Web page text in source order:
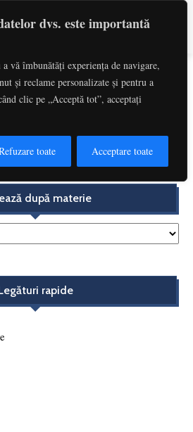
dvs. este importantă
vă îmbunătăți experiența de navigare,
și reclame personalizate și pentru a
clic pe „Acceptă tot”, acceptați
toate Acceptare toate
Services
VAT taxation of tourist services
după materie
rapide